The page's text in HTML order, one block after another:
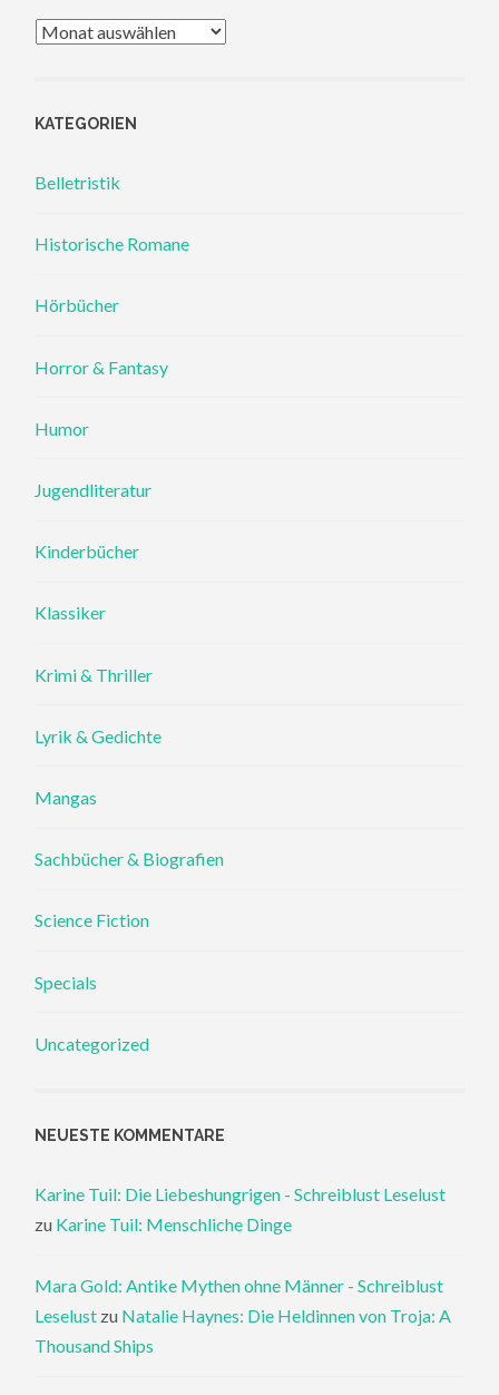
Archiv
KATEGORIEN
Belletristik
Historische Romane
Hörbücher
Horror & Fantasy
Humor
Jugendliteratur
Kinderbücher
Klassiker
Krimi & Thriller
Lyrik & Gedichte
Mangas
Sachbücher & Biografien
Science Fiction
Specials
Uncategorized
NEUESTE KOMMENTARE
Karine Tuil: Die Liebeshungrigen - Schreiblust Leselust
zu Karine Tuil: Menschliche Dinge
Mara Gold: Antike Mythen ohne Männer - Schreiblust
Leselust zu Natalie Haynes: Die Heldinnen von Troja: A
Thousand Ships